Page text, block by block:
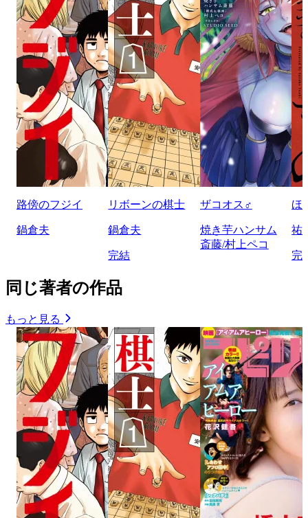
路傍のフジイ
鍋倉夫
リボーンの棋士
鍋倉夫
完結
ザコオス♂
焼き芋ハンサム
斎藤/村上ペコ
ほ
祐
完
同じ著者の作品
もっと見る